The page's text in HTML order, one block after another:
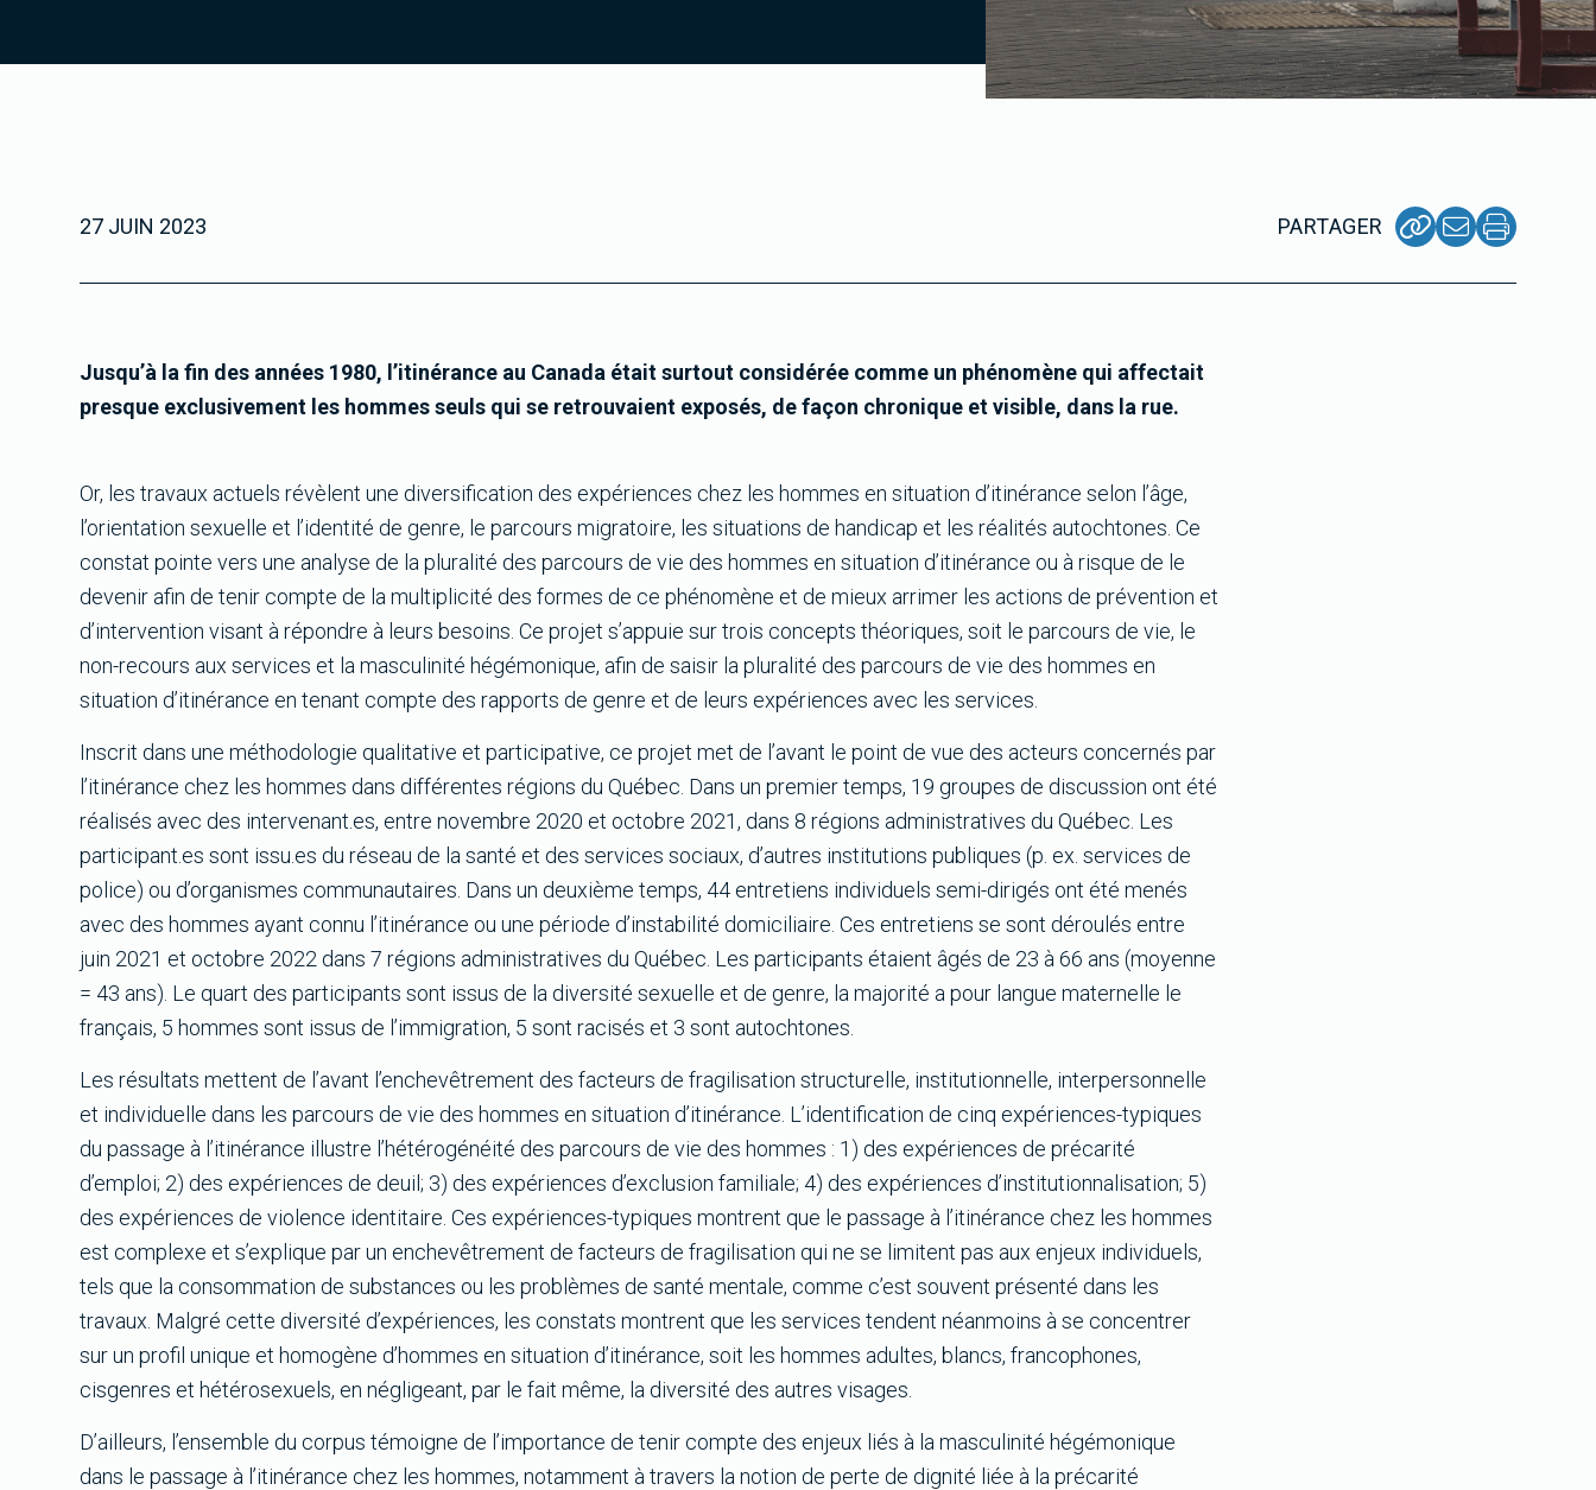
27 JUIN 2023 PARTAGER
Jusqu’à la fin des années 1980, l’itinérance au Canada était surtout considérée comme un phénomène qui affectait
presque exclusivement les hommes seuls qui se retrouvaient exposés, de façon chronique et visible, dans la rue.
Or, les travaux actuels révèlent une diversification des expériences chez les hommes en situation d’itinérance selon l’âge,
l’orientation sexuelle et l’identité de genre, le parcours migratoire, les situations de handicap et les réalités autochtones. Ce
constat pointe vers une analyse de la pluralité des parcours de vie des hommes en situation d’itinérance ou à risque de le
devenir afin de tenir compte de la multiplicité des formes de ce phénomène et de mieux arrimer les actions de prévention et
d’intervention visant à répondre à leurs besoins. Ce projet s’appuie sur trois concepts théoriques, soit le parcours de vie, le
non-recours aux services et la masculinité hégémonique, afin de saisir la pluralité des parcours de vie des hommes en
situation d’itinérance en tenant compte des rapports de genre et de leurs expériences avec les services.
Inscrit dans une méthodologie qualitative et participative, ce projet met de l’avant le point de vue des acteurs concernés par
l’itinérance chez les hommes dans différentes régions du Québec. Dans un premier temps, 19 groupes de discussion ont été
réalisés avec des intervenant.es, entre novembre 2020 et octobre 2021, dans 8 régions administratives du Québec. Les
participant.es sont issu.es du réseau de la santé et des services sociaux, d’autres institutions publiques (p. ex. services de
police) ou d’organismes communautaires. Dans un deuxième temps, 44 entretiens individuels semi-dirigés ont été menés
avec des hommes ayant connu l’itinérance ou une période d’instabilité domiciliaire. Ces entretiens se sont déroulés entre
juin 2021 et octobre 2022 dans 7 régions administratives du Québec. Les participants étaient âgés de 23 à 66 ans (moyenne
= 43 ans). Le quart des participants sont issus de la diversité sexuelle et de genre, la majorité a pour langue maternelle le
français, 5 hommes sont issus de l’immigration, 5 sont racisés et 3 sont autochtones.
Les résultats mettent de l’avant l’enchevêtrement des facteurs de fragilisation structurelle, institutionnelle, interpersonnelle
et individuelle dans les parcours de vie des hommes en situation d’itinérance. L’identification de cinq expériences-typiques
du passage à l’itinérance illustre l’hétérogénéité des parcours de vie des hommes : 1) des expériences de précarité
d’emploi; 2) des expériences de deuil; 3) des expériences d’exclusion familiale; 4) des expériences d’institutionnalisation; 5)
des expériences de violence identitaire. Ces expériences-typiques montrent que le passage à l’itinérance chez les hommes
est complexe et s’explique par un enchevêtrement de facteurs de fragilisation qui ne se limitent pas aux enjeux individuels,
tels que la consommation de substances ou les problèmes de santé mentale, comme c’est souvent présenté dans les
travaux. Malgré cette diversité d’expériences, les constats montrent que les services tendent néanmoins à se concentrer
sur un profil unique et homogène d’hommes en situation d’itinérance, soit les hommes adultes, blancs, francophones,
cisgenres et hétérosexuels, en négligeant, par le fait même, la diversité des autres visages.
D’ailleurs, l’ensemble du corpus témoigne de l’importance de tenir compte des enjeux liés à la masculinité hégémonique
dans le passage à l’itinérance chez les hommes, notamment à travers la notion de perte de dignité liée à la précarité